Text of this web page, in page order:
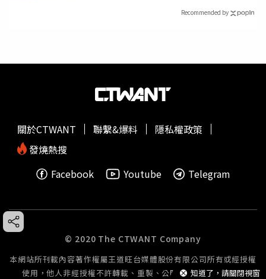
Recommended by
知道了，請關閉視窗
關於CTWANT 聯繫&爆料
隱私權政策
發燒熱搜
Facebook
Youtube Telegram
© 2020 The CTWANT Company
本網站所刊載內容著作權屬王道旺台媒體股份有限公司所有或經授權
使用，他人非經授權不許轉載、重製、公開播送或公開傳輸。